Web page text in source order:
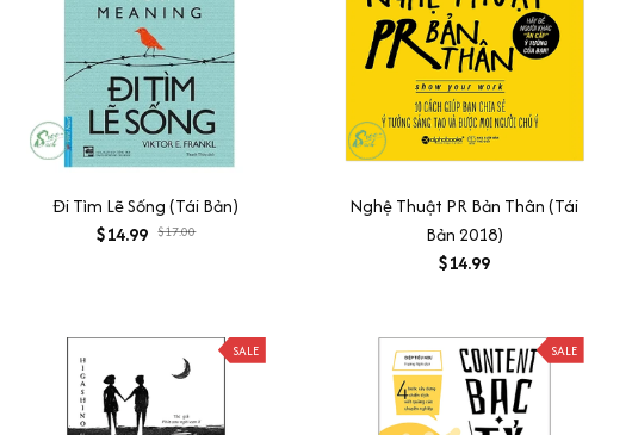
Đi Tìm Lẽ Sống (Tái Bản)
$14.99 $17.00
Nghệ Thuật PR Bản Thân (Tái
Bản 2018)
$14.99
SALE SALE